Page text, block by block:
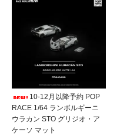
10-12月以降予約 POP
RACE 1/64 ランボルギーニ
ウラカン STO グリジオ・ア
ケーソ マット